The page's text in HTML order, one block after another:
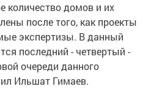
количество домов и их
после того, как проекты
экспертизы. В данный
последний - четвертый -
очереди данного
Ильшат Гимаев.